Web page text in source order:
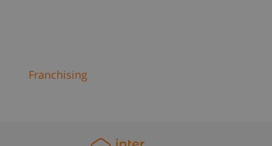
Franchising